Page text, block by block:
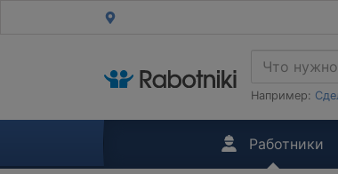
Например:
Работники